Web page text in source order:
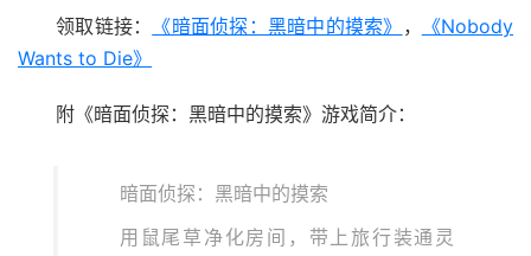
领取链接： 《暗面侦探：黑暗中的摸索》 ，
《Nobody
Wants to Die》
附《暗面侦探：黑暗中的摸索》游戏简介：
暗面侦探：黑暗中的摸索
用鼠尾草净化房间，带上旅行装通灵